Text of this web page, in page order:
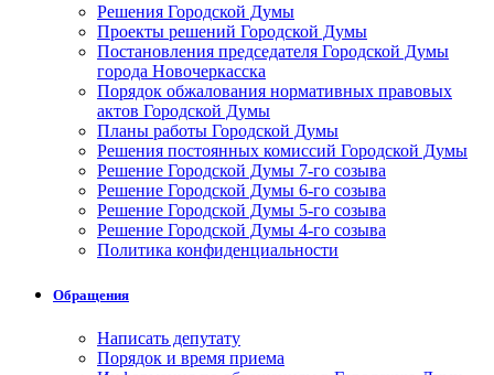
Решения Городской Думы
Проекты решений Городской Думы
Постановления председателя Городской Думы
города Новочеркасска
Порядок обжалования нормативных правовых
актов Городской Думы
Планы работы Городской Думы
Решения постоянных комиссий Городской Думы
Решение Городской Думы 7-го созыва
Решение Городской Думы 6-го созыва
Решение Городской Думы 5-го созыва
Решение Городской Думы 4-го созыва
Политика конфиденциальности
Обращения
Написать депутату
Порядок и время приема